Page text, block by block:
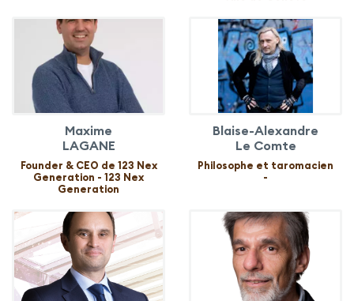
Maxime
LAGANE
Founder & CEO de 123 Nex
Generation - 123 Nex
Generation
Blaise-Alexandre
Le Comte
Philosophe et taromacien
-